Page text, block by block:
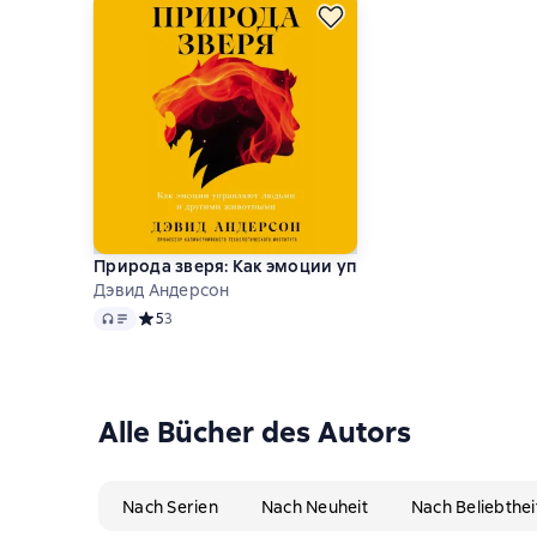
Природа зверя: Как эмоции управляют людьми и
Дэвид Андерсон
Audio Средний рейтинг 5 на основе 3 оценок
53
Alle Bücher des Autors
Nach Serien Nach Neuheit Nach